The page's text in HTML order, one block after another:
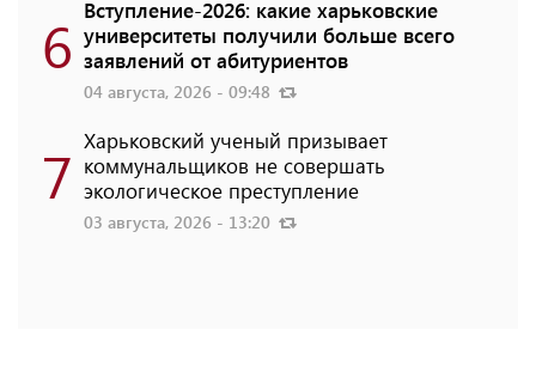
6 Вступление-2026: какие харьковские
университеты получили больше всего
заявлений от абитуриентов
04 августа, 2026 - 09:48
7 Харьковский ученый призывает
коммунальщиков не совершать
экологическое преступление
03 августа, 2026 - 13:20